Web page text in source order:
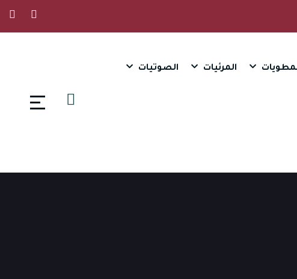
المرئيات الصوتيات